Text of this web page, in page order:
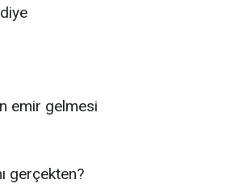
emir gelmesi
gerçekten?